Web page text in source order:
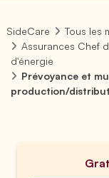
SideCare
Tous les
Assurances Chef
d'énergie
Prévoyance et
production/